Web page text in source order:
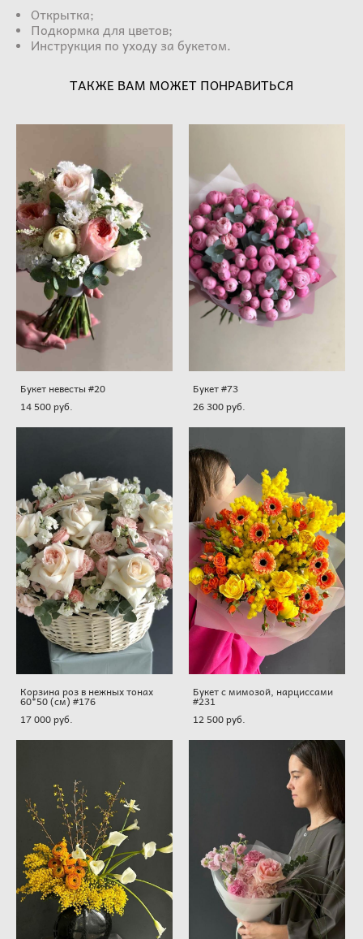
Открытка;
Подкормка для цветов;
Инструкция по уходу за букетом.
ТАКЖЕ ВАМ МОЖЕТ ПОНРАВИТЬСЯ
Букет невесты #20
14 500 pуб.
Букет #73
26 300 pуб.
Корзина роз в нежных тонах
60*50 (см) #176
17 000 pуб.
Букет с мимозой, нарциссами
#231
12 500 pуб.